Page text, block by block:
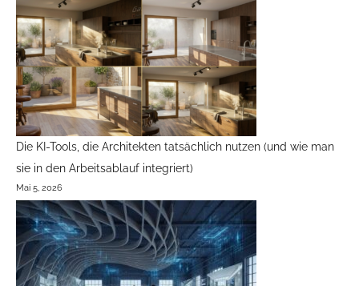
Die KI-Tools, die Architekten tatsächlich nutzen (und wie man
sie in den Arbeitsablauf integriert)
Mai 5, 2026